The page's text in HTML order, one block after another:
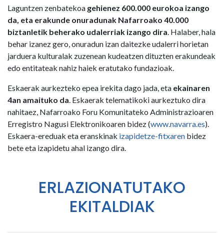
Laguntzen zenbatekoa gehienez 600.000 eurokoa izango
da, eta erakunde onuradunak Nafarroako 40.000
biztanletik beherako udalerriak izango dira. Halaber, hala
behar izanez gero, onuradun izan daitezke udalerri horietan
jarduera kulturalak zuzenean kudeatzen dituzten erakundeak
edo entitateak nahiz haiek eratutako fundazioak.
Eskaerak aurkezteko epea irekita dago jada, eta ekainaren
4an amaituko da. Eskaerak telematikoki aurkeztuko dira
nahitaez, Nafarroako Foru Komunitateko Administrazioaren
Erregistro Nagusi Elektronikoaren bidez (www.navarra.es).
Eskaera-ereduak eta eranskinak izapidetze-fitxaren bidez
bete eta izapidetu ahal izango dira.
ERLAZIONATUTAKO
EKITALDIAK